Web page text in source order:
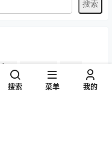
咬一口兔娘
唐安琪
搜索 菜单 我的